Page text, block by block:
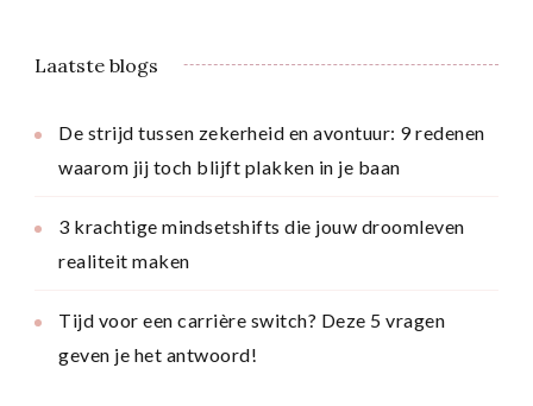
Laatste blogs
De strijd tussen zekerheid en avontuur: 9 redenen
waarom jij toch blijft plakken in je baan
3 krachtige mindsetshifts die jouw droomleven
realiteit maken
Tijd voor een carrière switch? Deze 5 vragen
geven je het antwoord!